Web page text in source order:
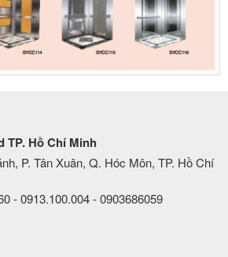
TP. Hồ Chí Minh
P. Tân Xuân, Q. Hóc Môn, TP. Hồ Chí
- 0913.100.004 - 0903686059